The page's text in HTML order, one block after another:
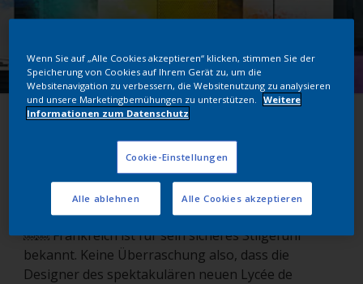
Lycée de Gragnague
Gragnague, Frankreich
￼￼ Frankreich ist für sein sicheres Stilgefühl
bekannt. Keine Überraschung also, dass die
Designer des spektakulären neuen Lycée de
Wenn Sie auf „Alle Cookies akzeptieren“ klicken, stimmen Sie der
Speicherung von Cookies auf Ihrem Gerät zu, um die
Websitenavigation zu verbessern, die Websitenutzung zu analysieren
und unsere Marketingbemühungen zu unterstützen.
Weitere
Informationen zum Datenschutz
Cookie-Einstellungen
Alle ablehnen Alle Cookies akzeptieren